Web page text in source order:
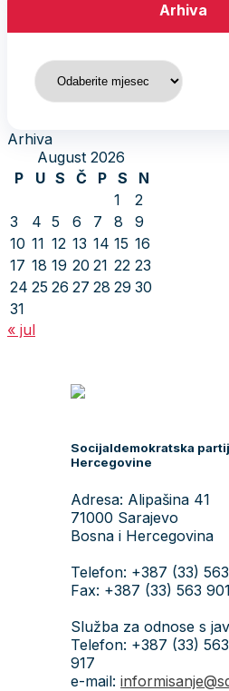
Arhiva
Arhiva
Arhiva
August 2026
P
U S Č P S
N
1
2
3
4 5 6 7 8
9
10 11 12 13 14 15 16
17 18 19 20 21 22 23
24 25 26 27 28 29 30
31
« jul
Socijaldemokratska
Hercegovine
Adresa: Alipašina 41
71000 Sarajevo
Bosna i Hercegovina
Telefon: +387 (33)
Fax: +387 (33) 563 901
Služba za odnose s
Telefon: +387 (33)
917
e-mail: